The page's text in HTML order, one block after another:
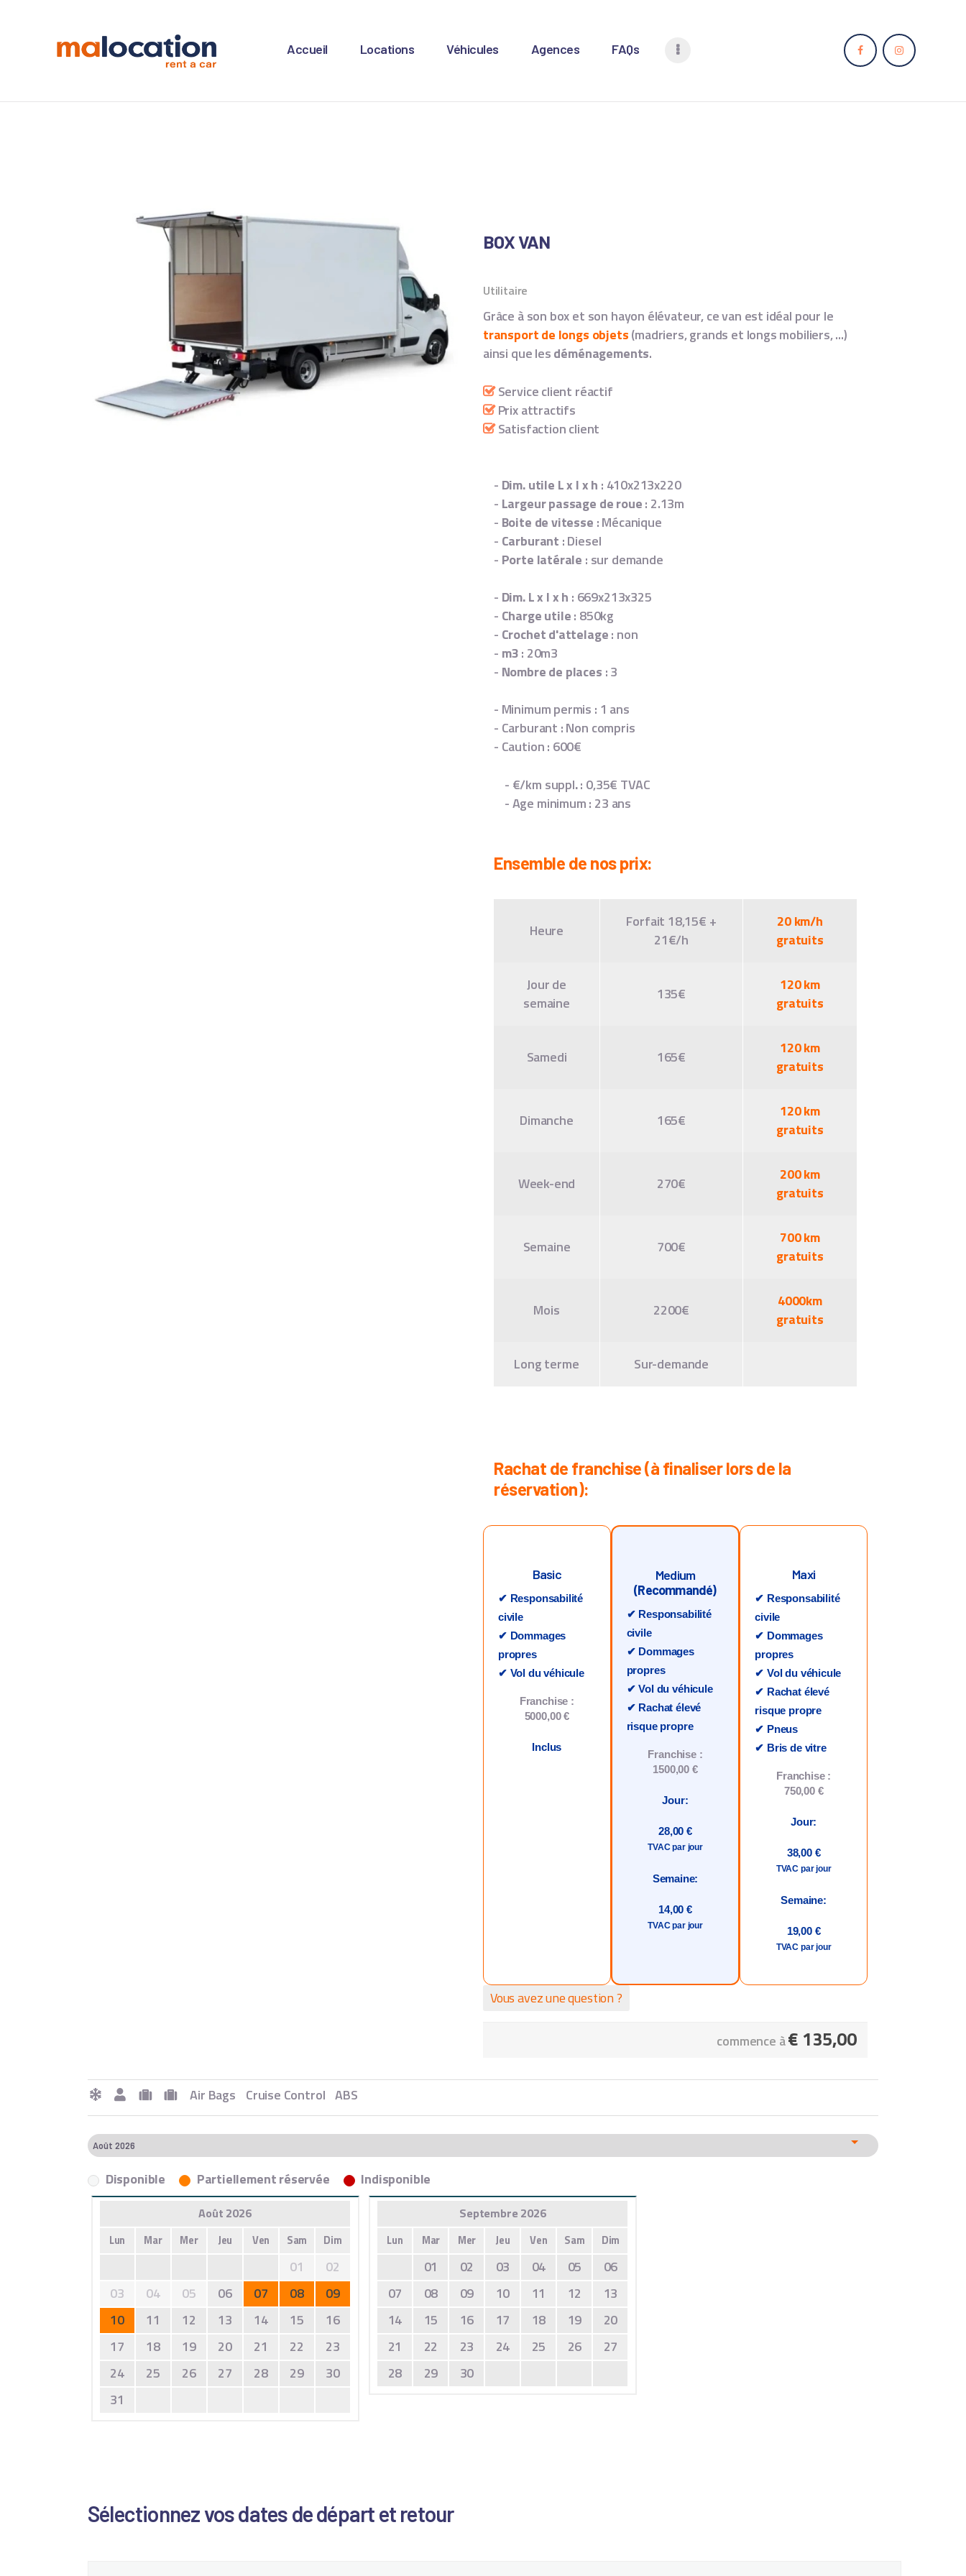
Accueil Locations Véhicules Agences FAQs
LOCATIONS
VÉHICULES
MUST RENT - LOCATION
LONGUE DURÉE
BOX VAN
Utilitaire
Grâce à son box et son hayon élévateur, ce van est idéal pour le
transport de longs objets(madriers, grands et longs mobiliers, ...)
ainsi que lesdéménagements.
Service client réactif
Prix attractifs
Satisfaction client
- Dim. utile L x l x h : 410x213x220
- Largeur passage de roue: 2.13m
- Boite de vitesse : Mécanique
- Carburant : Diesel
- Porte latérale : sur demande
- Dim. L x l x h : 669x213x325
- Charge utile: 850kg
- Crochet d'attelage: non
- m3: 20m3
- Nombre de places : 3
- Minimum permis : 1 ans
- Carburant : Non compris
- Caution : 600€
- €/km suppl.: 0,35€ TVAC
- Age minimum : 23 ans
Ensemble de nos prix:
Heure
Forfait 18,15€ +
21€/h
20 km/h
gratuits
Jour de
semaine
135€
120 km
gratuits
Samedi 165€
120 km
gratuits
Dimanche 165€
120 km
gratuits
Week-end 270€
200 km
gratuits
Semaine 700€
700 km
gratuits
Mois 2200€
4000km
gratuits
Long terme Sur-demande
Rachat de franchise (à finaliser lors de la
réservation):
Basic
✔ Responsabilité
civile
✔ Dommages
propres
✔ Vol du véhicule
Franchise :
5000,00 €
Inclus
Medium
(Recommandé)
✔ Responsabilité
civile
✔ Dommages
propres
✔ Vol du véhicule
✔ Rachat élevé
risque propre
Franchise :
1500,00 €
Jour:
28,00 €
TVAC par jour
Semaine:
14,00 €
TVAC par jour
Maxi
✔ Responsabilité
civile
✔ Dommages
propres
✔ Vol du véhicule
✔ Rachat élevé
risque propre
✔ Pneus
✔ Bris de vitre
Franchise :
750,00 €
Jour:
38,00 €
TVAC par jour
Semaine:
19,00 €
TVAC par jour
Vous avez une question ?
commence à€ 135,00
Air Bags Cruise Control ABS
Disponible Partiellement réservée Indisponible
Août 2026
Lun Mar Mer Jeu Ven Sam Dim
01
02
03
04 05 06 07 08
09
10
11 12 13 14 15
16
17
18 19 20 21 22
23
24
25 26 27 28 29
30
31
Septembre 2026
Lun Mar Mer Jeu Ven Sam Dim
01 02 03 04 05
06
07
08 09 10 11 12
13
14
15 16 17 18 19
20
21
22 23 24 25 26
27
28
29 30
Sélectionnez vos dates de départ et retour